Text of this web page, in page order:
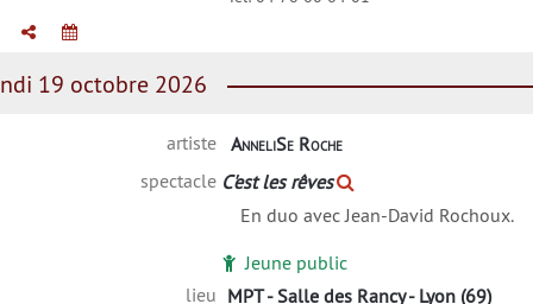
19 octobre 2026
artiste
AnneliSe Roche
spectacle C'est les rêves
En duo avec Jean-David Rochoux.
Jeune public
lieu MPT - Salle des Rancy - Lyon (69)